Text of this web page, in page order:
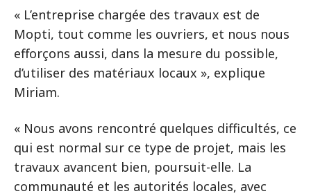
« L’entreprise chargée des travaux est de
Mopti, tout comme les ouvriers, et nous nous
efforçons aussi, dans la mesure du possible,
d’utiliser des matériaux locaux », explique
Miriam.
« Nous avons rencontré quelques difficultés, ce
qui est normal sur ce type de projet, mais les
travaux avancent bien, poursuit-elle. La
communauté et les autorités locales, avec